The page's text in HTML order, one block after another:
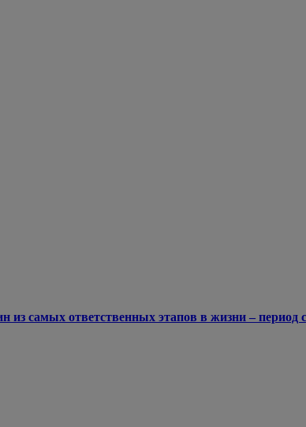
из самых ответственных этапов в жизни – период